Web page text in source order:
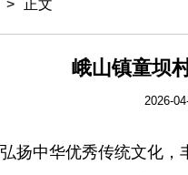
> 正文
峨山镇童坝
2026-
中华优秀传统文化，